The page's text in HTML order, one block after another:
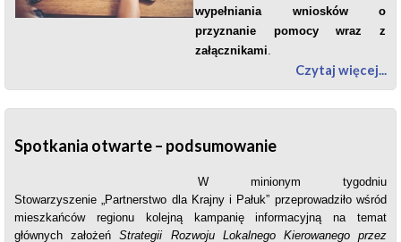
wypełniania wniosków o
przyznanie pomocy wraz z
załącznikami.
Czytaj więcej...
Spotkania otwarte – podsumowanie
W minionym tygodniu
Stowarzyszenie „Partnerstwo dla Krajny i Pałuk” przeprowadziło wśród
mieszkańców regionu kolejną kampanię informacyjną na temat
głównych założeńStrategii Rozwoju Lokalnego Kierowanego przez